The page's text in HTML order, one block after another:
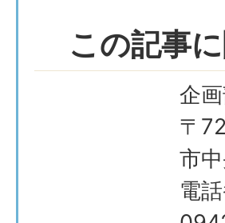
この記事
企
〒
市
電